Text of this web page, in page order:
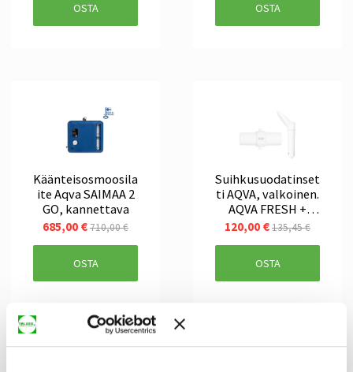
OSTA OSTA
Käänteisosmoosila
ite Aqva SAIMAA 2
GO, kannettava
685,00 €710,00 €
OSTA
Suihkusuodatinset
ti AQVA, valkoinen.
AQVA FRESH +
AQVA
120,00 €135,45 €
OSTA